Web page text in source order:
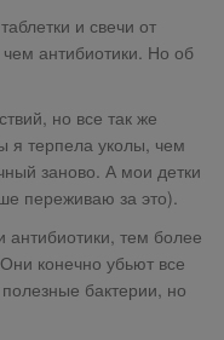
и свечи от
антибиотики. Но об
но все так же
я терпела уколы, чем
заново. А мои детки
переживаю за это).
тем более
конечно убьют все
бактерии, но